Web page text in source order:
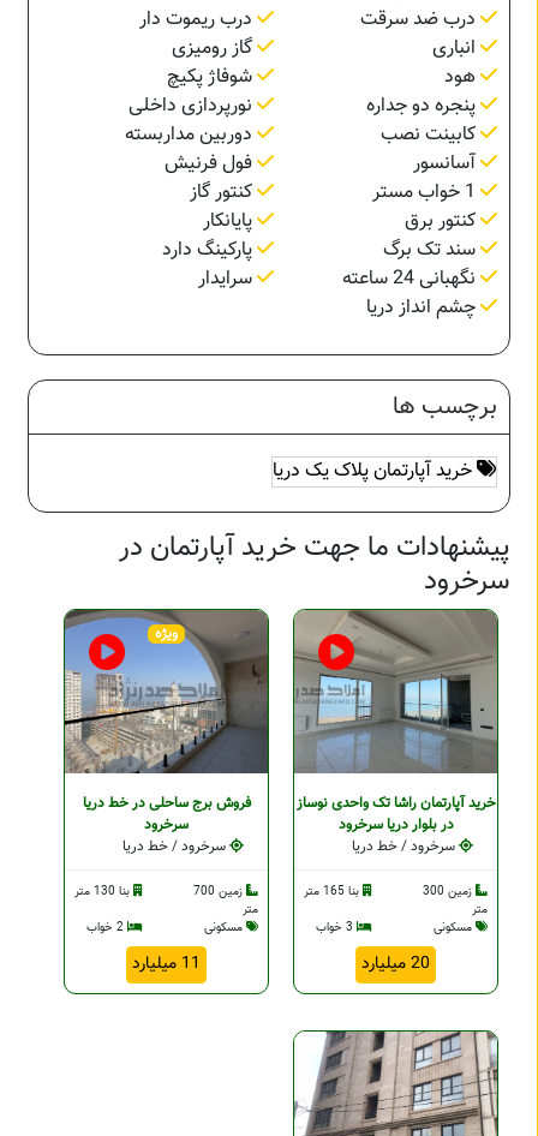
درب ضد سرقت
درب ریموت دار
انباری
گاز رومیزی
هود
شوفاژ پکیچ
پنجره دو جداره
نورپردازی داخلی
کابینت نصب
دوربین مداربسته
آسانسور
فول فرنیش
کنتور گاز
کنتور برق
پایانکار
سند تک برگ
پارکینگ دارد
نگهبانی 24 ساعته
سرایدار
چشم انداز دریا
برچسب ها
خرید آپارتمان پلاک یک دریا
پیشنهادات ما جهت خرید آپارتمان در
سرخرود
خرید آپارتمان راشا تک واحدی نوساز
در بلوار دریا سرخرود
سرخرود / خط دریا
زمین 300
متر
بنا 165 متر
مسکونی
20 میلیارد
ویژه
فروش برج ساحلی در خط دریا
سرخرود
سرخرود / خط دریا
زمین 700
متر
بنا 130 متر
مسکونی
2 خواب
11 میلیارد